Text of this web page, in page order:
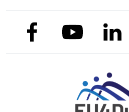
link to facebooklink to youtube